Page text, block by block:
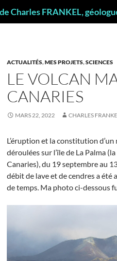
Charles FRANKEL,
ACTUALITÉS,MES PROJETS,SCIENCES
LE VOLCAN
CANARIES
MARS 22, 2022 CHARLES
L’éruption et la constitution
déroulées sur l’île de La Palma
Canaries), du 19 septembre au
débit de lave et de cendres a été
de temps. Ma photo ci-dessous